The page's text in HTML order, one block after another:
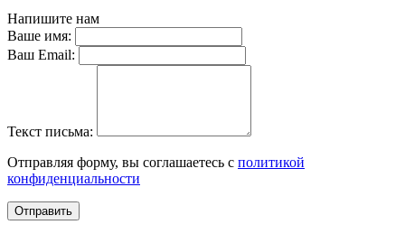
Напишите нам
Ваше имя:
Ваш Email:
Текст письма:
Отправляя форму, вы соглашаетесь с политикой
конфиденциальности
Отправить